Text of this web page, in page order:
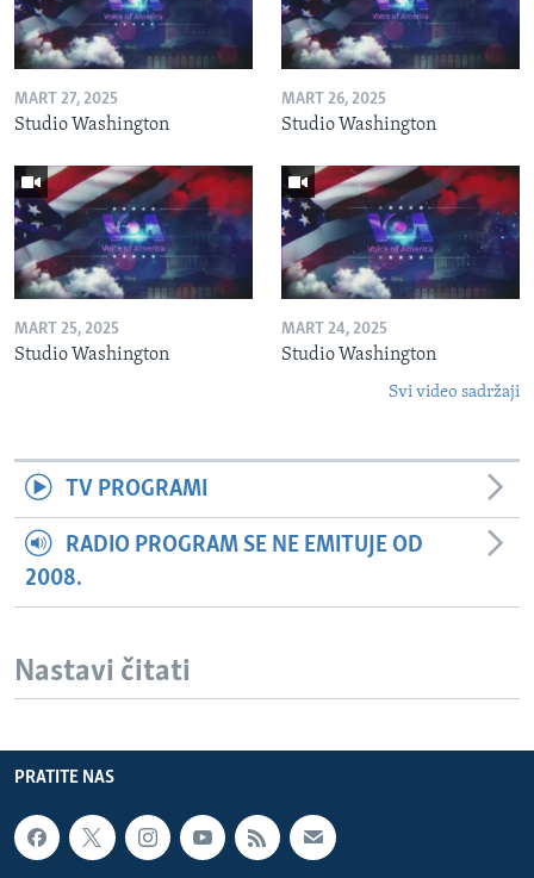
MART 27, 2025
Studio Washington
MART 26, 2025
Studio Washington
MART 25, 2025
Studio Washington
MART 24, 2025
Studio Washington
Svi video sadržaji
TV PROGRAMI
RADIO PROGRAM SE NE EMITUJE OD
2008.
Nastavi čitati
PRATITE NAS